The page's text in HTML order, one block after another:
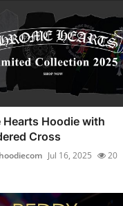
Hearts Hoodie with
Cross
Jul 16, 2025 20